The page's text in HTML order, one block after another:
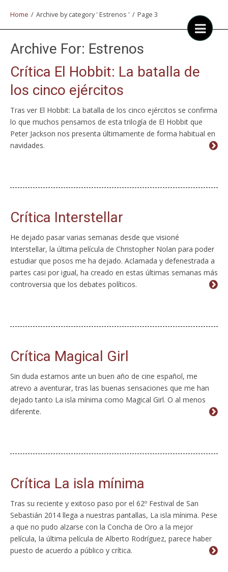
Home / Archive by category ' Estrenos ' / Page 3
Archive For: Estrenos
Crítica El Hobbit: La batalla de
los cinco ejércitos
Tras ver El Hobbit: La batalla de los cinco ejércitos se confirma
lo que muchos pensamos de esta trilogía de El Hobbit que
Peter Jackson nos presenta últimamente de forma habitual en
navidades.
Crítica Interstellar
He dejado pasar varias semanas desde que visioné
Interstellar, la última película de Christopher Nolan para poder
estudiar que posos me ha dejado. Aclamada y defenestrada a
partes casi por igual, ha creado en estas últimas semanas más
controversia que los debates políticos.
Crítica Magical Girl
Sin duda estamos ante un buen año de cine español, me
atrevo a aventurar, tras las buenas sensaciones que me han
dejado tanto La isla mínima como Magical Girl. O al menos
diferente.
Crítica La isla mínima
Tras su reciente y exitoso paso por el 62º Festival de San
Sebastián 2014 llega a nuestras pantallas, La isla mínima. Pese
a que no pudo alzarse con la Concha de Oro a la mejor
película, la última película de Alberto Rodríguez, parece haber
puesto de acuerdo a público y crítica.